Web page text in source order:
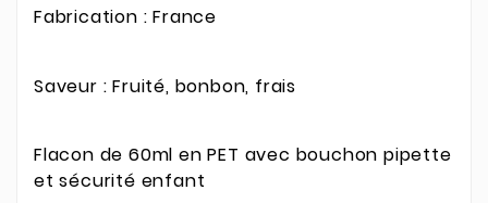
Fabrication : France
Saveur : Fruité, bonbon, frais
Flacon de 60ml en PET avec bouchon pipette
et sécurité enfant